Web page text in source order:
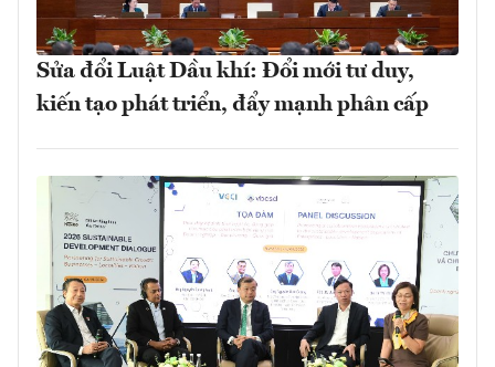
Sửa đổi Luật Dầu khí: Đổi mới tư duy,
kiến tạo phát triển, đẩy mạnh phân cấp